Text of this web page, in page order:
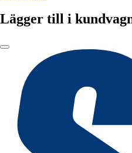
Lägger till i